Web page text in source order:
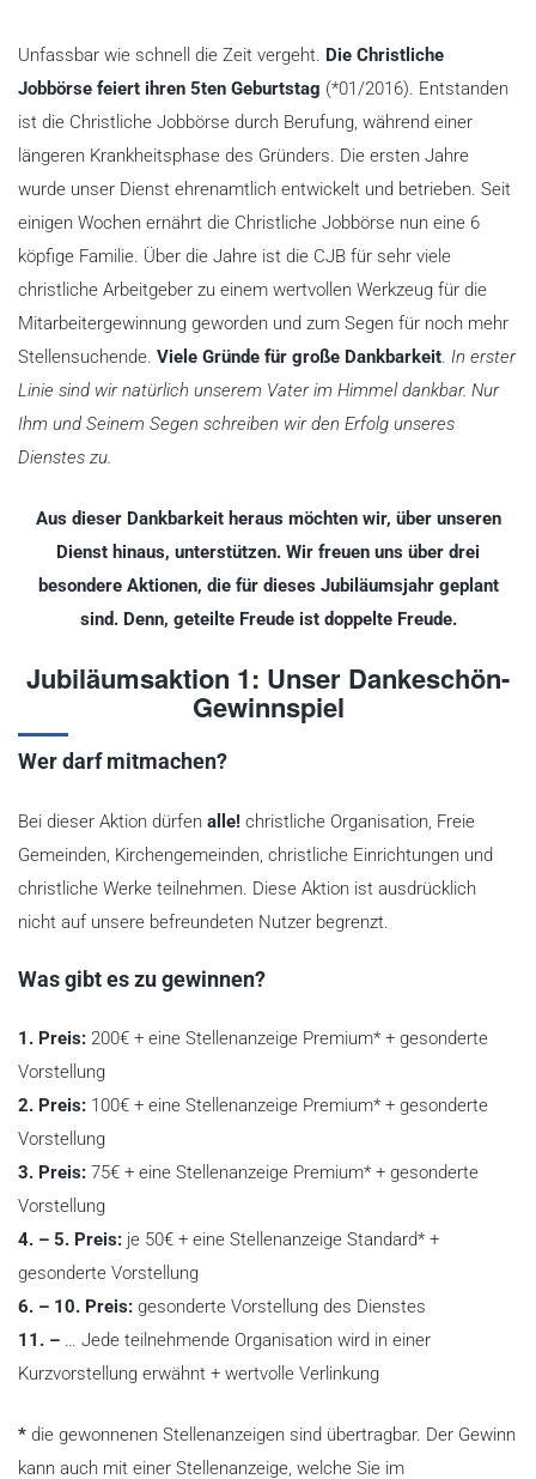
Unfassbar wie schnell die Zeit vergeht. Die Christliche
Jobbörse feiert ihren 5ten Geburtstag (*01/2016). Entstanden
ist die Christliche Jobbörse durch Berufung, während einer
längeren Krankheitsphase des Gründers. Die ersten Jahre
wurde unser Dienst ehrenamtlich entwickelt und betrieben. Seit
einigen Wochen ernährt die Christliche Jobbörse nun eine 6
köpfige Familie. Über die Jahre ist die CJB für sehr viele
christliche Arbeitgeber zu einem wertvollen Werkzeug für die
Mitarbeitergewinnung geworden und zum Segen für noch mehr
Stellensuchende. Viele Gründe für große Dankbarkeit. In erster
Linie sind wir natürlich unserem Vater im Himmel dankbar. Nur
Ihm und Seinem Segen schreiben wir den Erfolg unseres
Dienstes zu.
Aus dieser Dankbarkeit heraus möchten wir, über unseren
Dienst hinaus, unterstützen. Wir freuen uns über drei
besondere Aktionen, die für dieses Jubiläumsjahr geplant
sind. Denn, geteilte Freude ist doppelte Freude.
Jubiläumsaktion 1: Unser Dankeschön-
Gewinnspiel
Wer darf mitmachen?
Bei dieser Aktion dürfen alle! christliche Organisation, Freie
Gemeinden, Kirchengemeinden, christliche Einrichtungen und
christliche Werke teilnehmen. Diese Aktion ist ausdrücklich
nicht auf unsere befreundeten Nutzer begrenzt.
Was gibt es zu gewinnen?
1. Preis: 200€ + eine Stellenanzeige Premium* + gesonderte
Vorstellung
2. Preis: 100€ + eine Stellenanzeige Premium* + gesonderte
Vorstellung
3. Preis: 75€ + eine Stellenanzeige Premium* + gesonderte
Vorstellung
4. – 5. Preis: je 50€ + eine Stellenanzeige Standard* +
gesonderte Vorstellung
6. – 10. Preis: gesonderte Vorstellung des Dienstes
11. – … Jede teilnehmende Organisation wird in einer
Kurzvorstellung erwähnt + wertvolle Verlinkung
* die gewonnenen Stellenanzeigen sind übertragbar. Der Gewinn
kann auch mit einer Stellenanzeige, welche Sie im